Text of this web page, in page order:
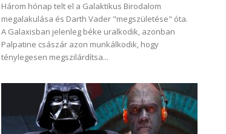
Három hónap telt el a Galaktikus Birodalom
megalakulása és Darth Vader "megszületése" óta.
A Galaxisban jelenleg béke uralkodik, azonban
Palpatine császár azon munkálkodik, hogy
ténylegesen megszilárdítsa...